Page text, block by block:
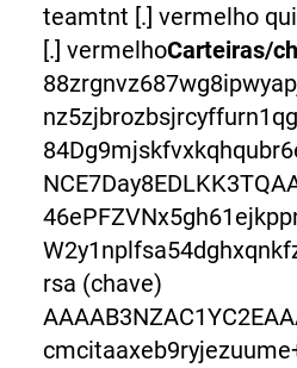
teamtnt [.] vermelho
[.] vermelhoCarteiras/
rsa (chave)